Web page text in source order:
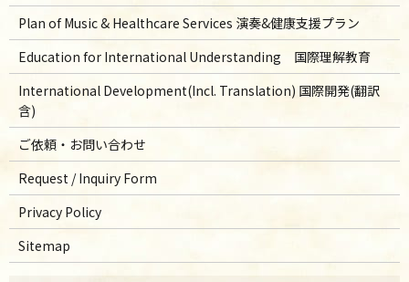
Plan of Music & Healthcare Services 演奏&健康支援プラン
Education for International Understanding 国際理解教育
International Development(Incl. Translation) 国際開発(翻訳
含)
ご依頼・お問い合わせ
Request / Inquiry Form
Privacy Policy
Sitemap